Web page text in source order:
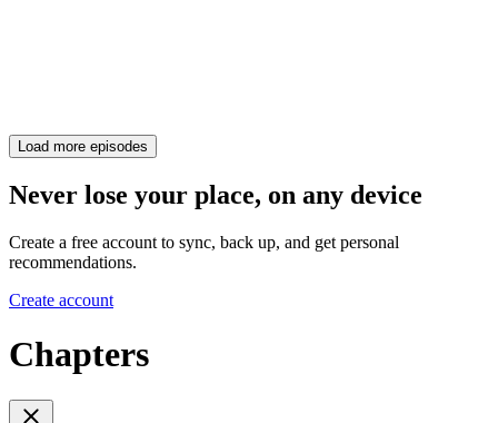
Load more episodes
Never lose your place, on any device
Create a free account to sync, back up, and get personal
recommendations.
Create account
Chapters